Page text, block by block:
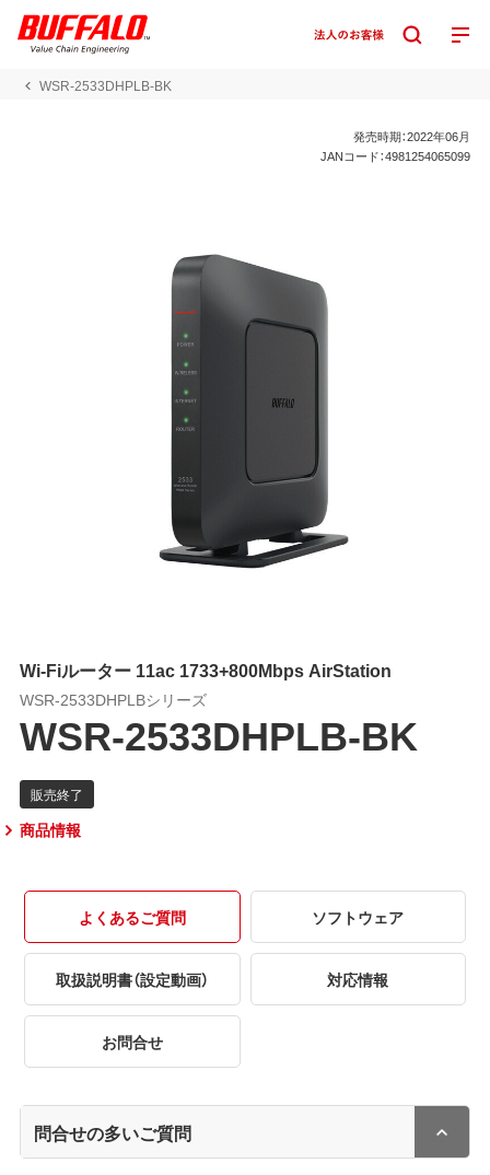
WSR-2533DHPLB-BK
発売時期：2022年06月
JANコード：4981254065099
Wi-Fiルーター 11ac 1733+800Mbps AirStation
WSR-2533DHPLBシリーズ
WSR-2533DHPLB-BK
商品情報
よくあるご質問 ソフトウェア
取扱説明書（設定動画） 対応情報
お問合せ
問合せの多いご質問